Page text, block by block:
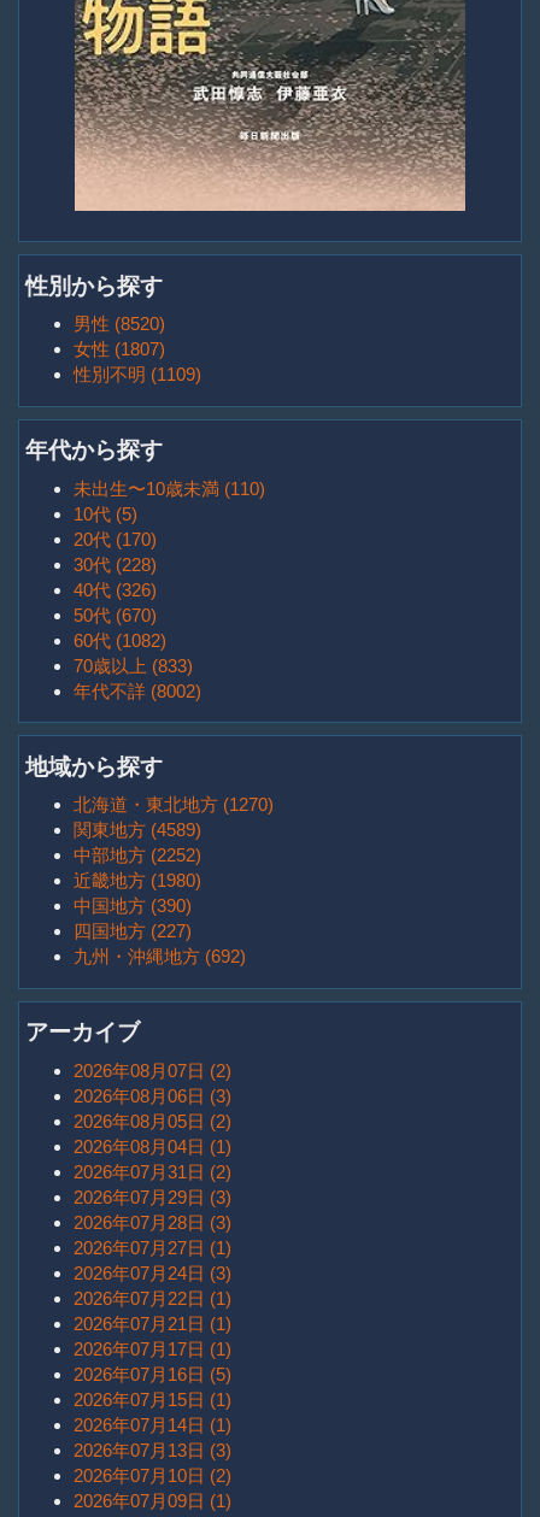
性別から探す
男性 (8520)
女性 (1807)
性別不明 (1109)
年代から探す
未出生〜10歳未満 (110)
10代 (5)
20代 (170)
30代 (228)
40代 (326)
50代 (670)
60代 (1082)
70歳以上 (833)
年代不詳 (8002)
地域から探す
北海道・東北地方 (1270)
関東地方 (4589)
中部地方 (2252)
近畿地方 (1980)
中国地方 (390)
四国地方 (227)
九州・沖縄地方 (692)
アーカイブ
2026年08月07日 (2)
2026年08月06日 (3)
2026年08月05日 (2)
2026年08月04日 (1)
2026年07月31日 (2)
2026年07月29日 (3)
2026年07月28日 (3)
2026年07月27日 (1)
2026年07月24日 (3)
2026年07月22日 (1)
2026年07月21日 (1)
2026年07月17日 (1)
2026年07月16日 (5)
2026年07月15日 (1)
2026年07月14日 (1)
2026年07月13日 (3)
2026年07月10日 (2)
2026年07月09日 (1)